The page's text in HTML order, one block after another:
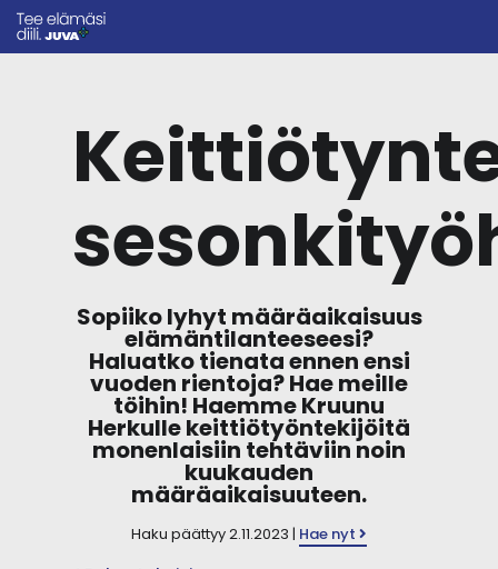
Sopiiko lyhyt määräaikaisuus
elämäntilanteeseesi?
Haluatko tienata ennen ensi
vuoden rientoja? Hae meille
töihin! Haemme Kruunu
Herkulle keittiötyöntekijöitä
monenlaisiin tehtäviin noin
kuukauden
määräaikaisuuteen.
Haku päättyy 2.11.2023 | Hae nyt